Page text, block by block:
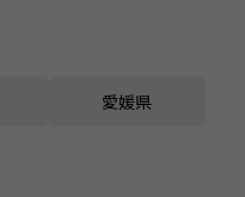
愛媛県